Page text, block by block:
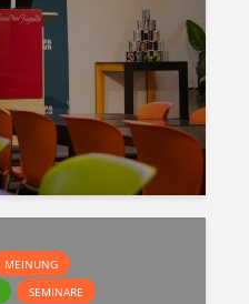
MEINUNG
SEMINARE